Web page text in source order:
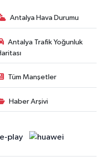
Antalya Hava Durumu
Antalya Trafik Yoğunluk
Tüm Manşetler
Haber Arşivi